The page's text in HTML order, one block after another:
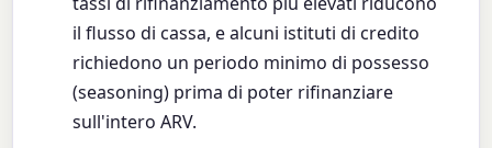
il flusso di cassa, e alcuni istituti di credito
richiedono un periodo minimo di possesso
(seasoning) prima di poter rifinanziare
sull'intero ARV.